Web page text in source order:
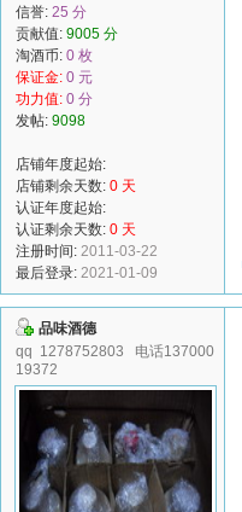
信誉: 25 分
贡献值: 9005 分
淘酒币: 0 枚
保证金: 0 元
功力值: 0 分
发帖: 9098
店铺年度起始:
店铺剩余天数: 0 天
认证年度起始:
认证剩余天数: 0 天
注册时间: 2011-03-22
最后登录: 2021-01-09
品味酒德
qq 1278752803 电话137000
19372